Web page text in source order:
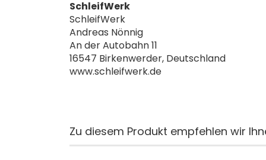
SchleifWerk
SchleifWerk
Andreas Nönnig
An der Autobahn 11
16547 Birkenwerder, Deutschland
www.schleifwerk.de
Zu diesem Produkt empfehlen wir